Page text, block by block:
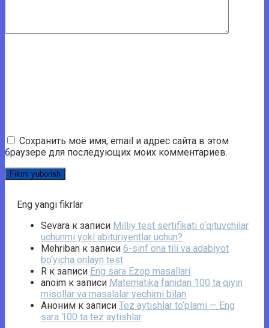
Сохранить моё имя, email и адрес сайта в этом
браузере для последующих моих комментариев.
Eng yangi fikrlar
Sevara к записи Milliy test sertifikati o‘qituvchilar
uchunmi yoki abituriyentlar uchun?
Mehriban к записи 6-sinf ona tili va adabiyot
bo‘yicha onlayn test
R к записи Eng sara Ezop masallari
anoim к записи Matematika fanidan 100 ta qiyin
misollar va masalalar yechimi bilan
Аноним к записи Tez aytishlar to‘plami — Eng
sara 100 ta tez aytishlar